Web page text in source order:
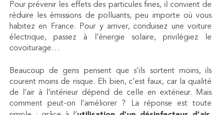
Pour prévenir les effets des particules fines, il convient de
réduire les émissions de polluants, peu importe où vous
habitez en France. Pour y arriver, conduisez une voiture
électrique, passez à l’énergie solaire, privilégiez le
covoiturage…
Beaucoup de gens pensent que s’ils sortent moins, ils
courent moins de risque. Eh bien, c’est faux, car la qualité
de l’air à l’intérieur dépend de celle en extérieur. Mais
comment peut-on l’améliorer ? La réponse est toute